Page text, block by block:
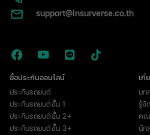
support@insurverse.co.th
ซื้อประกันออนไลน์
ประกันรถยนต์
ประกันรถยนต์ชั้น 1
ประกันรถยนต์ชั้น 2+
ประกันรถยนต์ชั้น 3+
เกี่
บท
รู้จั
คณ
นัก